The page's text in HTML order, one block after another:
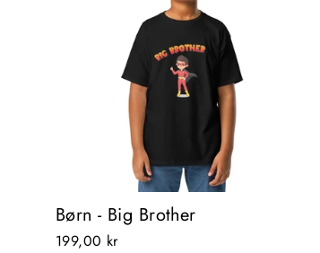
Børn - Big Brother
199,00 kr